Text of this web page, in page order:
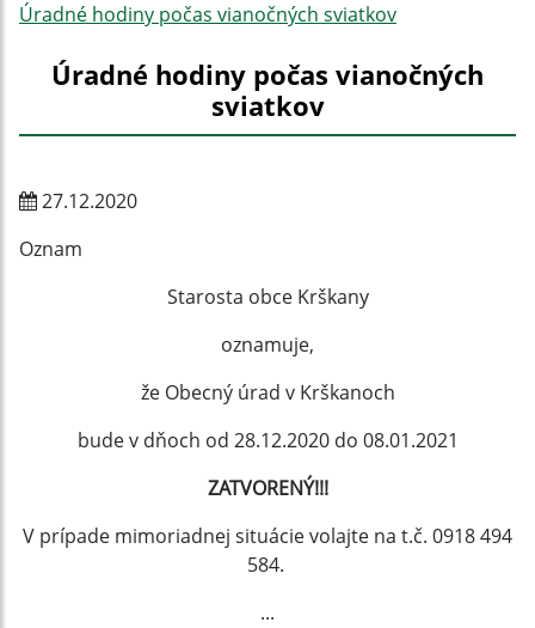
Úradné hodiny počas vianočných sviatkov
Úradné hodiny počas vianočných
sviatkov
27.12.2020
Oznam
Starosta obce Krškany
oznamuje,
že Obecný úrad v Krškanoch
bude v dňoch od 28.12.2020 do 08.01.2021
ZATVORENÝ!!!
V prípade mimoriadnej situácie volajte na t.č. 0918 494
584.
...